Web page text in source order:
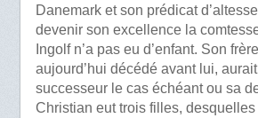
Danemark et son prédicat
devenir son excellence la
Ingolf n’a pas eu d’enfant. Son
aujourd’hui décédé avant lui,
successeur le cas échéant ou sa
Christian eut trois filles,